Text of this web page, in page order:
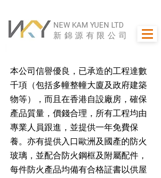
NEW KAM YUEN LTD
新錦源有限公司
本公司信譽優良，已承造的工程達數
千項（包括多幢整幢大廈及政府建築
物等），而且在香港自設廠房，確保
產品質量，價錢合理，所有工程均由
專業人員跟進，並提供一年免費保
養。亦有提供入口歐洲及國產的防火
玻璃，並配合防火鋼框及附屬配件，
每件防火產品均備有合格証書以供屋